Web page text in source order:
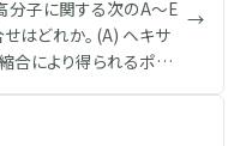
た。一方、1920年ごろ
であることを証明し、
1930年代初め。【 D 】
の基礎を築いた。1950
【 E 】は、その集大成
分子に関する次のA～E
はどれか。 (A) ヘキサ
合により得られるポリ
命名され、現在でも代
合成されるポリエステ
→